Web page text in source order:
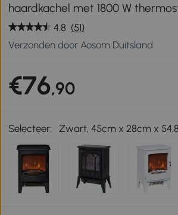
haardkachel met 1800 W
4.8 (51)
Verzonden door Aosom Duitsland
€76,90
Selecteer: Zwart, 45cm x 28cm x